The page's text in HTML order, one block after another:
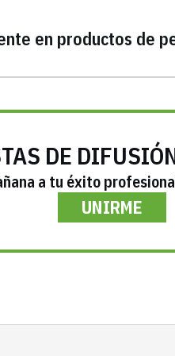
en productos de
DE
a tu éxito
UNIRME